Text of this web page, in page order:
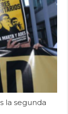
la segunda